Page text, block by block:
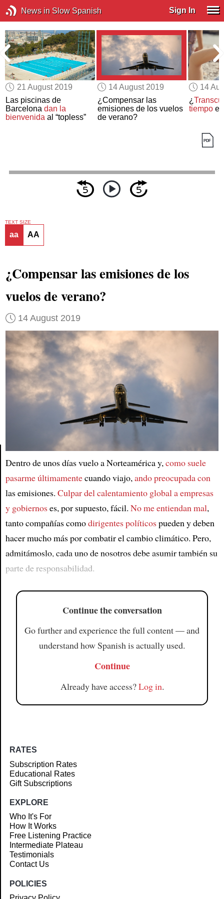
News in Slow Spanish Sign In
21 August 2019
Las piscinas de
Barcelonadan la
bienvenida al “topless”
14 August 2019
¿Compensar las
emisiones de los vuelos
de verano?
14
¿
tiempoen
TEXT SIZE
aa AA
¿Compensar las emisiones de los
vuelos de verano?
14 August 2019
Dentro de unos días vuelo a Norteamérica y,como suele
pasarme últimamentecuando viajo,ando preocupada con
las emisiones. Culpar del calentamiento global aempresas
y gobiernoses, por supuesto, fácil. No me entiendan mal,
tanto compañías comodirigentes políticospueden y deben
hacer mucho más por combatir el cambio climático. Pero,
admitámoslo, cada uno de nosotros debe asumir también su
parte de responsabilidad.
Continue the conversation
Go further and experience the full content — and
understand how Spanish is actually used.
Continue
Already have access?Log in.
RATES
Subscription Rates
Educational Rates
Gift Subscriptions
EXPLORE
Who It's For
How It Works
Free Listening Practice
Intermediate Plateau
Testimonials
Contact Us
POLICIES